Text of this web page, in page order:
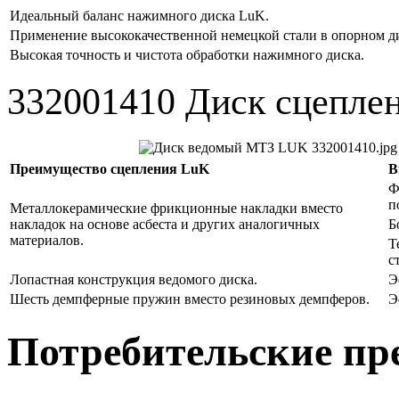
Идеальный баланс нажимного диска LuK.
Применение высококачественной немецкой стали в опорном
Высокая точность и чистота обработки нажимного диска.
332001410 Диск
Преимущество сцепления LuK
Металлокерамические фрикционные накладки вместо
накладок на основе асбеста и других аналогичных
материалов.
Лопастная конструкция ведомого диска.
Шесть демпферные пружин вместо резиновых демпферов.
Потребительские